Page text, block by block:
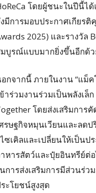
โดยผู้ชนะในปีนี้ไ
มีการมอบประกาศเกียร
2025) และรางวัล
บูรณ์แบบมากยิ่งขึ้นอีกด้
กจากนี้ ภายในงาน “แม็ค
าร่วมงานร่วมเป็นพลังเล็
โดยส่งเสริมการ
รษฐกิจหมุนเวียนและลด
ซเคิลและเปลี่ยนให้เป็นป
หารสัตว์และปุ๋ยอินทรีย์ต่
การส่งเสริมการมีส่วนร่
ะโยชน์สูงสุด